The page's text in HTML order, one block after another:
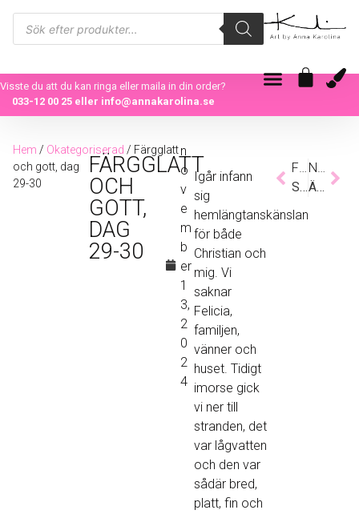
Visste du att du kan ringa eller maila in din order?
033-12 00 25eller info@annakarolina.se
Hem / Okategoriserad / Färgglatt
och gott, dag
29-30
FÄRGGLATT
OCH
GOTT,
DAG
29-30
n
o
v
e
m
b
er
1
3,
2
0
2
4
Igår infann
sig
hemlängtanskänslan
för både
Christian och
mig. Vi
saknar
Felicia,
familjen,
vänner och
huset. Tidigt
imorse gick
vi ner till
stranden, det
var lågvatten
och den var
sådär bred,
platt, fin och
Föregående
Så kan det gå, dag 28-29
Nästa
Äventyret, dag 30-31